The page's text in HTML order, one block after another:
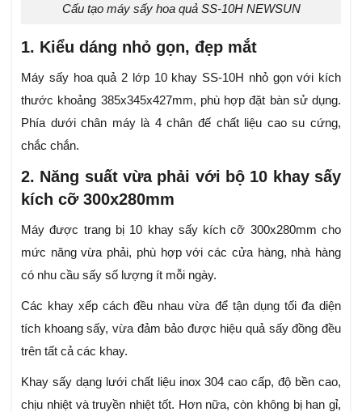
Cấu tạo máy sấy hoa quả SS-10H NEWSUN
1. Kiểu dáng nhỏ gọn, đẹp mắt
Máy sấy hoa quả 2 lớp 10 khay SS-10H nhỏ gọn với kích
thước khoảng 385x345x427mm, phù hợp đặt bàn sử dụng.
Phía dưới chân máy là 4 chân đế chất liệu cao su cứng,
chắc chắn.
2. Năng suất vừa phải với bộ 10 khay sấy
kích cỡ 300x280mm
Máy được trang bị 10 khay sấy kích cỡ 300x280mm cho
mức năng vừa phải, phù hợp với các cửa hàng, nhà hàng
có nhu cầu sấy số lượng ít mỗi ngày.
Các khay xếp cách đều nhau vừa để tận dụng tối đa diện
tích khoang sấy, vừa đảm bảo được hiệu quả sấy đồng đều
trên tất cả các khay.
Khay sấy dạng lưới chất liệu inox 304 cao cấp, độ bền cao,
chịu nhiệt và truyền nhiệt tốt. Hơn nữa, còn không bị han gỉ,